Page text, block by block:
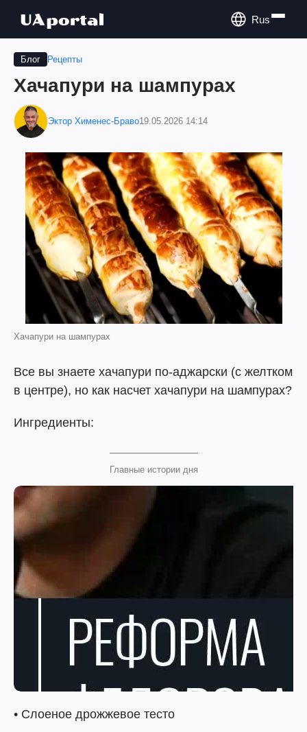
Rus
Блог Рецепты
Хачапури на шампурах
Эктор Хименес-Браво19.05.2026 14:14
Хачапури на шампурах
Все вы знаете хачапури по-аджарски (с желтком
в центре), но как насчет хачапури на шампурах?
Ингредиенты:
Главные истории дня
• Слоеное дрожжевое тесто